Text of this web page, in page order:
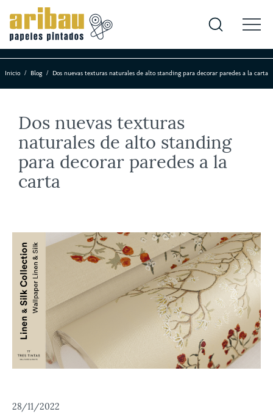
Inicio Blog Dos nuevas texturas naturales de alto standing para decorar paredes a la carta
Dos nuevas texturas
naturales de alto standing
para decorar paredes a la
carta
28/11/2022